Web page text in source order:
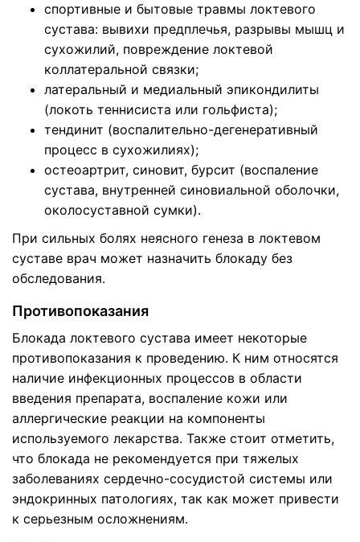
спортивные и бытовые травмы локтевого
сустава: вывихи предплечья, разрывы мышц и
сухожилий, повреждение локтевой
коллатеральной связки;
латеральный и медиальный эпикондилиты
(локоть теннисиста или гольфиста);
тендинит (воспалительно-дегенеративный
процесс в сухожилиях);
остеоартрит, синовит, бурсит (воспаление
сустава, внутренней синовиальной оболочки,
околосуставной сумки).
При сильных болях неясного генеза в локтевом
суставе врач может назначить блокаду без
обследования.
Противопоказания
Блокада локтевого сустава имеет некоторые
противопоказания к проведению. К ним относятся
наличие инфекционных процессов в области
введения препарата, воспаление кожи или
аллергические реакции на компоненты
используемого лекарства. Также стоит отметить,
что блокада не рекомендуется при тяжелых
заболеваниях сердечно-сосудистой системы или
эндокринных патологиях, так как может привести
к серьезным осложнениям.